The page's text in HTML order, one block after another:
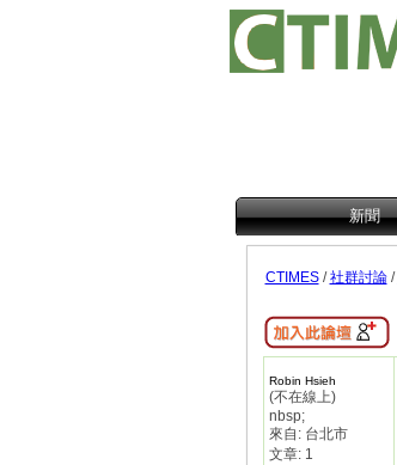
新聞
CTIMES/社群討論/
Robin Hsieh
(不在線上)
nbsp;
來自: 台北市
文章: 1